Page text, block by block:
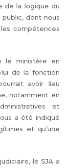
de la logique du
dont nous
compétences
le ministère en
de la fonction
avoir lieu
notamment en
et
a été indiqué
et qu’une
le SJA a